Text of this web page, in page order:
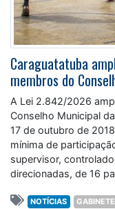
Caraguatatuba
membros do
A Lei 2.842/2026
Conselho Municipal
17 de outubro de
mínima de
supervisor,
direcionadas, de 16
NOTÍCIAS